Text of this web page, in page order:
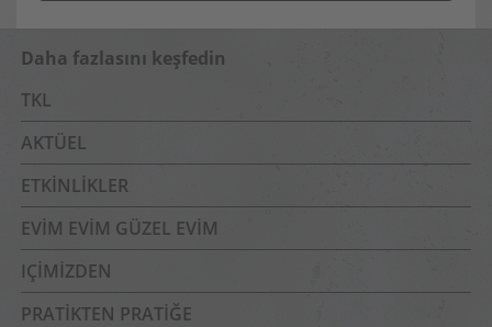
Daha fazlasını keşfedin
TKL
AKTÜEL
ETKINLIKLER
EVIM EVIM GÜZEL EVIM
IÇIMIZDEN
PRATIKTEN PRATIĞE